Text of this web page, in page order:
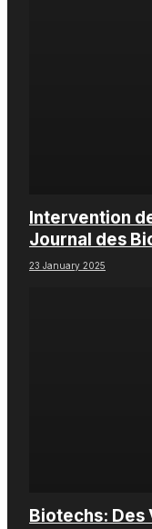
Intervention
Journal des
23 January 2025
Biotechs: Des